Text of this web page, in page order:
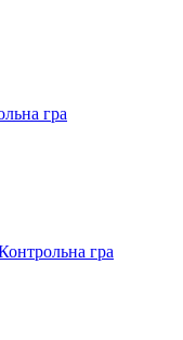
гра
гра